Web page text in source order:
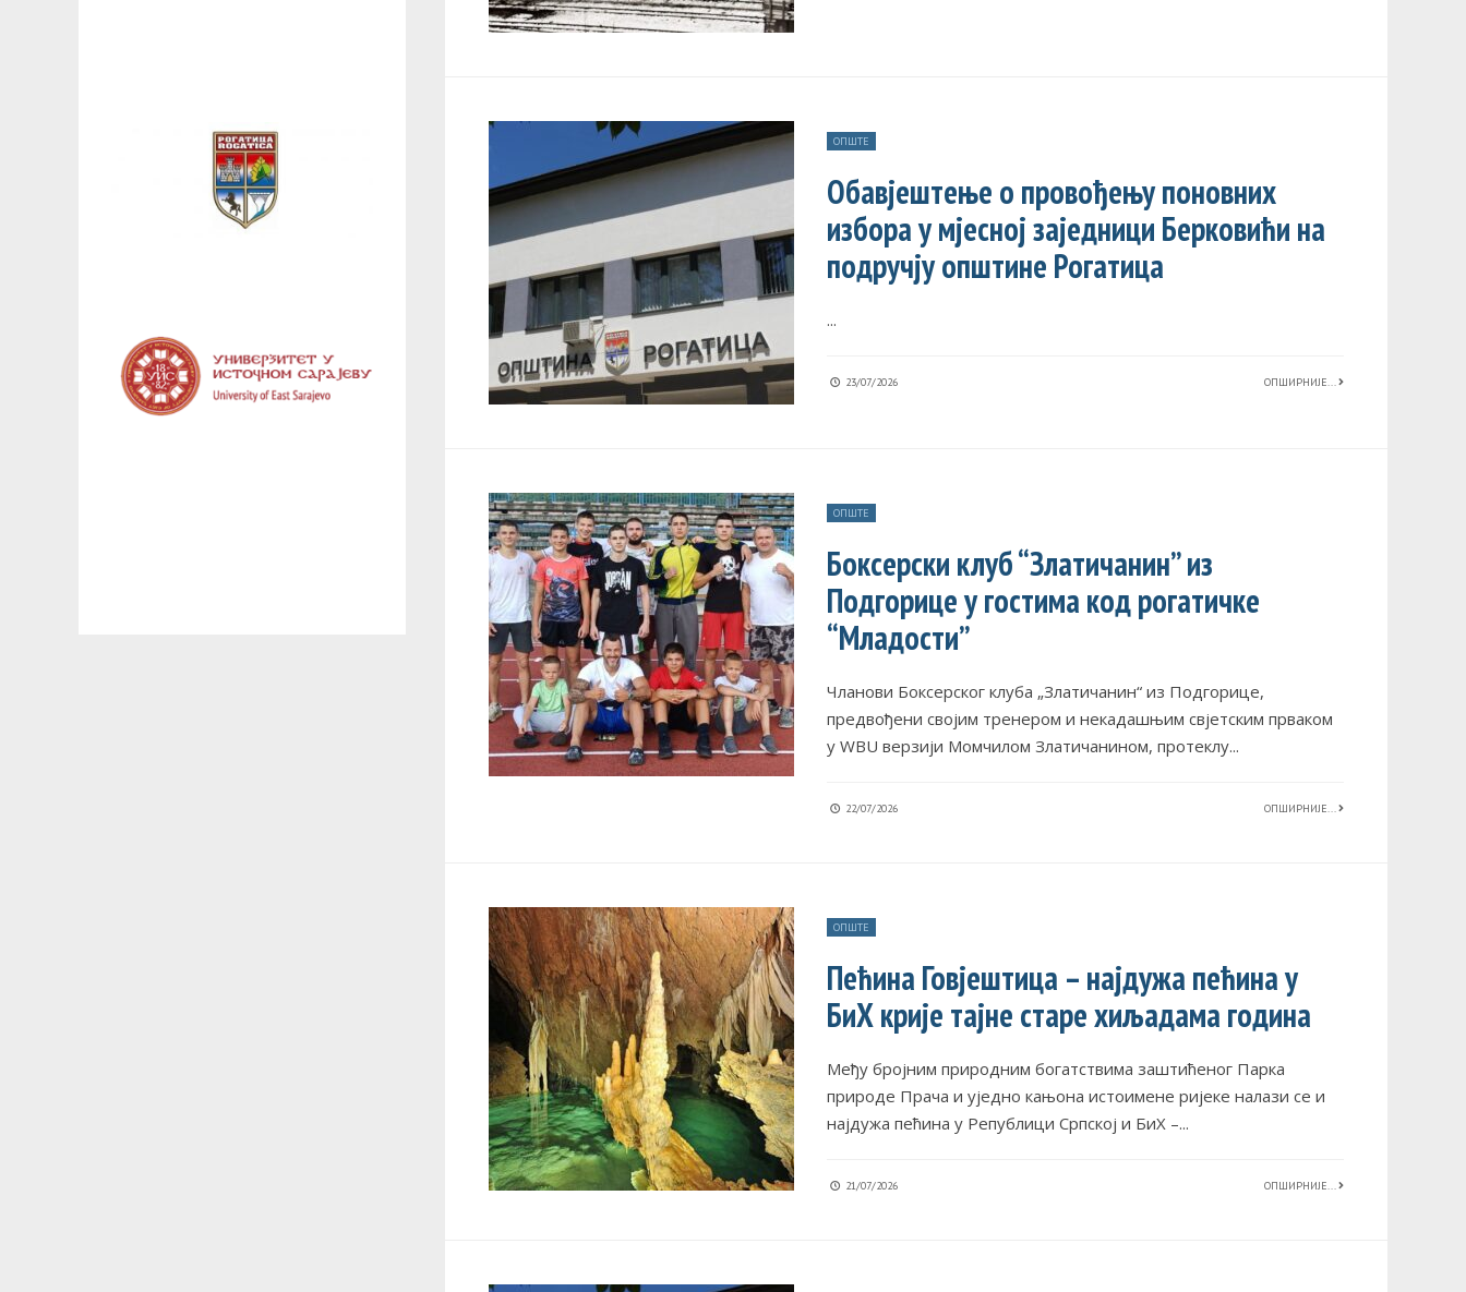
ОПШТЕ
Обавјештење о провођењу поновних
избора у мјесној заједници Берковићи на
подручју општине Рогатица
...
23/07/2026 ОПШИРНИЈЕ...
ОПШТЕ
Боксерски клуб “Златичанин” из
Подгорице у гостима код рогатичке
“Младости”
Чланови Боксерског клуба „Златичанин“ из Подгорице,
предвођени својим тренером и некадашњим свјетским прваком
у WBU верзији Момчилом Златичанином, протеклу...
22/07/2026 ОПШИРНИЈЕ...
ОПШТЕ
Пећина Говјештица – најдужа пећина у
БиХ крије тајне старе хиљадама година
Међу бројним природним богатствима заштићеног Парка
природе Прача и уједно кањона истоимене ријеке налази се и
најдужа пећина у Републици Српској и БиХ –...
21/07/2026 ОПШИРНИЈЕ...